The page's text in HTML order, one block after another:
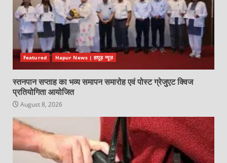
Featured Hapur News | हापुड़ न्यूज़
स्तनपान सप्ताह का भव्य समापन समारोह एवं पोस्ट ग्रेजुएट क्विज
प्रतियोगिता आयोजित
August 8, 2026